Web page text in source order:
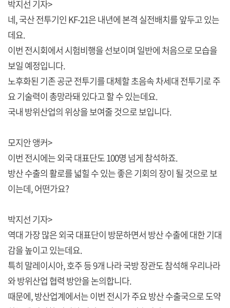
박지선 기자>
네, 국산 전투기인 KF-21은 내년에 본격 실전배치를 앞두고 있는
데요.
이번 전시회에서 시험비행을 선보이며 일반에 처음으로 모습을
보일 예정입니다.
노후화된 기존 공군 전투기를 대체할 초음속 차세대 전투기로 주
요 기술력이 총망라돼 있다고 할 수 있는데요.
국내 방위산업의 위상을 보여줄 것으로 보입니다.
모지안 앵커>
이번 전시에는 외국 대표단도 100명 넘게 참석하죠.
방산 수출의 활로를 넓힐 수 있는 좋은 기회의 장이 될 것으로 보
이는데, 어떤가요?
박지선 기자>
역대 가장 많은 외국 대표단이 방문하면서 방산 수출에 대한 기대
감을 높이고 있는데요.
특히 말레이시아, 호주 등 9개 나라 국방 장관도 참석해 우리나라
와 방위산업 협력 방안을 논의합니다.
때문에, 방산업계에서는 이번 전시가 주요 방산 수출국으로 도약